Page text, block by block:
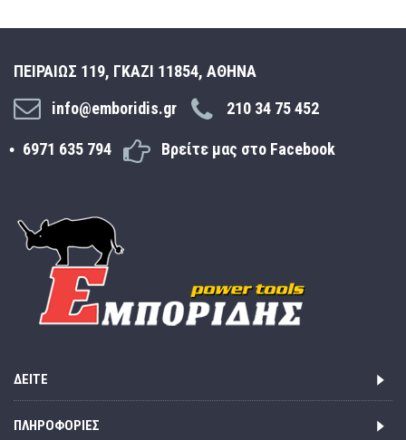
ΠΕΙΡΑΙΩΣ 119, ΓΚΑΖΙ 11854, ΑΘΗΝΑ
info@emboridis.gr
210 34 75 452
6971 635 794 Βρείτε μας στο Facebook
ΔΕΊΤΕ
ΠΛΗΡΟΦΟΡΊΕΣ